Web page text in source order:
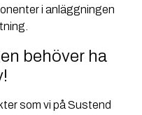
i anläggningen
behöver ha
som vi på Sustend